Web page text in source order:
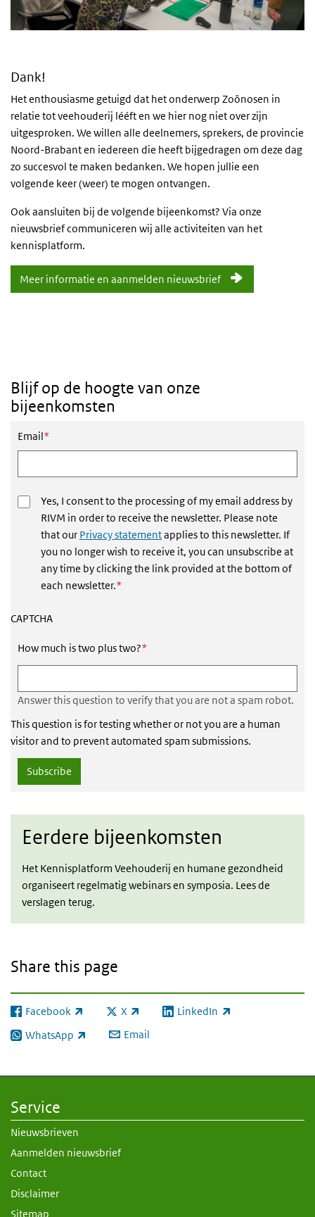
Dank!
Het enthousiasme getuigd dat het onderwerp Zoönosen in
relatie tot veehouderij lééft en we hier nog niet over zijn
uitgesproken. We willen alle deelnemers, sprekers, de provincie
Noord-Brabant en iedereen die heeft bijgedragen om deze dag
zo succesvol te maken bedanken. We hopen jullie een
volgende keer (weer) te mogen ontvangen.
Ook aansluiten bij de volgende bijeenkomst? Via onze
nieuwsbrief communiceren wij alle activiteiten van het
kennisplatform.
Meer informatie en aanmelden nieuwsbrief
Blijf op de hoogte van onze
bijeenkomsten
Email*This field is required
Yes, I consent to the processing of my email address by
RIVM in order to receive the newsletter. Please note
that our Privacy statementapplies to this newsletter. If
you no longer wish to receive it, you can unsubscribe at
any time by clicking the link provided at the bottom of
each newsletter.*This field is required
CAPTCHA
How much is two plus two?*This field is required
Answer this question to verify that you are not a spam robot.
This question is for testing whether or not you are a human
visitor and to prevent automated spam submissions.
Eerdere bijeenkomsten
Het Kennisplatform Veehouderij en humane gezondheid
organiseert regelmatig webinars en symposia. Lees de
verslagen terug.
Share this page
Facebook
(link is external) X
(link is external)LinkedIn
(link is external)
WhatsApp
(link is external) Email
Service
Nieuwsbrieven
Aanmelden nieuwsbrief
Contact
Disclaimer
Sitemap